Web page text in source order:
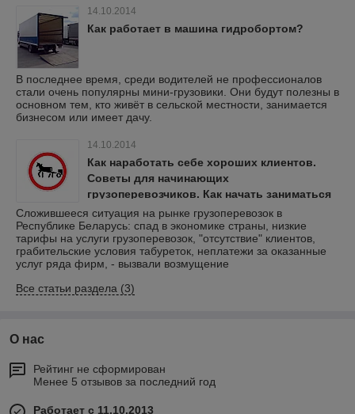
14.10.2014
Как работает в машина гидробортом?
В последнее время, среди водителей не профессионалов
стали очень популярны мини-грузовики. Они будут полезны в
основном тем, кто живёт в сельской местности, занимается
бизнесом или имеет дачу.
14.10.2014
Как наработать себе хороших клиентов.
Советы для начинающих
грузоперевозчиков. Как начать заниматься
грузоперевозками.
Сложившееся ситуация на рынке грузоперевозок в
Республике Беларусь: спад в экономике страны, низкие
тарифы на услуги грузоперевозок, "отсутствие" клиентов,
грабительские условия табуреток, неплатежи за оказанные
услуг ряда фирм, - вызвали возмущение
Все статьи раздела (3)
О нас
Рейтинг не сформирован
Менее 5 отзывов за последний год
Работает с 11.10.2013